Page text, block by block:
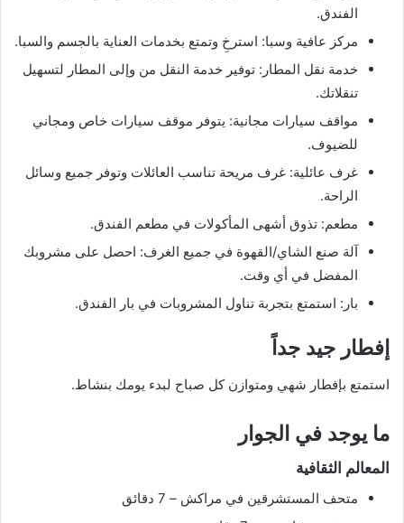
الفندق.
مركز عافية وسبا: استرخِ وتمتع بخدمات العناية بالجسم والسبا.
خدمة نقل المطار: توفير خدمة النقل من وإلى المطار لتسهيل
تنقلاتك.
مواقف سيارات مجانية: يتوفر موقف سيارات خاص ومجاني
للضيوف.
غرف عائلية: غرف مريحة تناسب العائلات وتوفر جميع وسائل
الراحة.
مطعم: تذوق أشهى المأكولات في مطعم الفندق.
آلة صنع الشاي/القهوة في جميع الغرف: احصل على مشروبك
المفضل في أي وقت.
بار: استمتع بتجربة تناول المشروبات في بار الفندق.
إفطار جيد جداً
استمتع بإفطار شهي ومتوازن كل صباح لبدء يومك بنشاط.
ما يوجد في الجوار
المعالم الثقافية
متحف المستشرقين في مراكش – 7 دقائق